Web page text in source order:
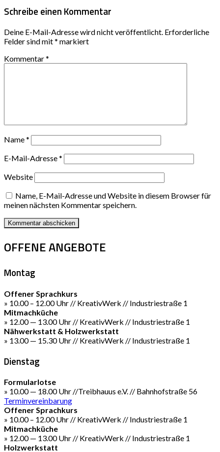
Schreibe einen Kommentar
Deine E-Mail-Adresse wird nicht veröffentlicht. Erforderliche
Felder sind mit* markiert
Kommentar*
Name*
E-Mail-Adresse*
Website
Name, E-Mail-Adresse und Website in diesem Browser für
meinen nächsten Kommentar speichern.
OFFENE ANGEBOTE
Montag
Offener Sprachkurs
» 10.00 – 12.00 Uhr // KreativWerk // Industriestraße 1
Mitmachküche
» 12.00 — 13.00 Uhr // KreativWerk // Industriestraße 1
Nähwerkstatt & Holzwerkstatt
» 13.00 — 15.30 Uhr // KreativWerk // Industriestraße 1
Dienstag
Formularlotse
» 10.00 — 18.00 Uhr //Treibhauus e.V. // Bahnhofstraße 56
Terminvereinbarung
Offener Sprachkurs
» 10.00 – 12.00 Uhr // KreativWerk // Industriestraße 1
Mitmachküche
» 12.00 — 13.00 Uhr // KreativWerk // Industriestraße 1
Holzwerkstatt